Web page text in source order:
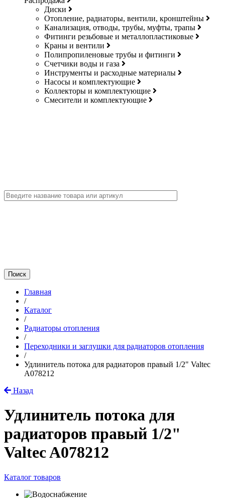
Диски
Отопление, радиаторы, вентили, кронштейны
Канализация, отводы, трубы, муфты, трапы
Фитинги резьбовые и металлопластиковые
Краны и вентили
Полипропиленовые трубы и фитинги
Счетчики воды и газа
Инструменты и расходные материалы
Насосы и комплектующие
Коллекторы и комплектующие
Смесители и комплектующие
Главная
/
Каталог
/
Радиаторы отопления
/
Переходники и заглушки для радиаторов отопления
/
Удлинитель потока для радиаторов правый 1/2" Valtec
A078212
Назад
Удлинитель потока для
радиаторов правый 1/2"
Valtec A078212
Каталог товаров